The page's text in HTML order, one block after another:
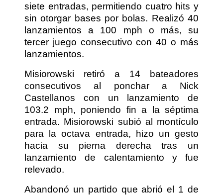
siete entradas, permitiendo cuatro hits y
sin otorgar bases por bolas. Realizó 40
lanzamientos a 100 mph o más, su
tercer juego consecutivo con 40 o más
lanzamientos.
Misiorowski retiró a 14 bateadores
consecutivos al ponchar a Nick
Castellanos con un lanzamiento de
103.2 mph, poniendo fin a la séptima
entrada. Misiorowski subió al montículo
para la octava entrada, hizo un gesto
hacia su pierna derecha tras un
lanzamiento de calentamiento y fue
relevado.
Abandonó un partido que abrió el 1 de